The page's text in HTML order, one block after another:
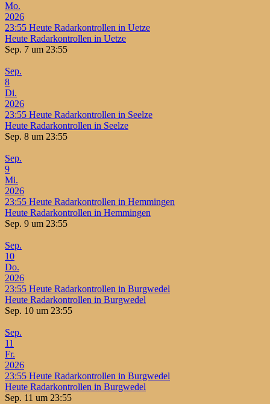
Mo.
2026
23:55 Heute Radarkontrollen in Uetze
Heute Radarkontrollen in Uetze
Sep. 7 um 23:55
Sep.
8
Di.
2026
23:55 Heute Radarkontrollen in Seelze
Heute Radarkontrollen in Seelze
Sep. 8 um 23:55
Sep.
9
Mi.
2026
23:55 Heute Radarkontrollen in Hemmingen
Heute Radarkontrollen in Hemmingen
Sep. 9 um 23:55
Sep.
10
Do.
2026
23:55 Heute Radarkontrollen in Burgwedel
Heute Radarkontrollen in Burgwedel
Sep. 10 um 23:55
Sep.
11
Fr.
2026
23:55 Heute Radarkontrollen in Burgwedel
Heute Radarkontrollen in Burgwedel
Sep. 11 um 23:55